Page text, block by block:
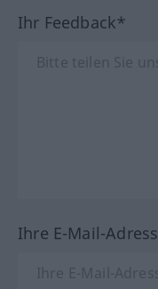
Ihr Feedback*
Ihre E-Mail-